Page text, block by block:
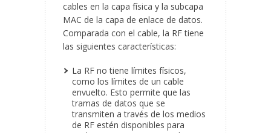
cables en la capa física y la subcapa
MAC de la capa de enlace de datos.
Comparada con el cable, la RF tiene
las siguientes características:
La RF no tiene límites físicos,
como los límites de un cable
envuelto. Esto permite que las
tramas de datos que se
transmiten a través de los medios
de RF estén disponibles para